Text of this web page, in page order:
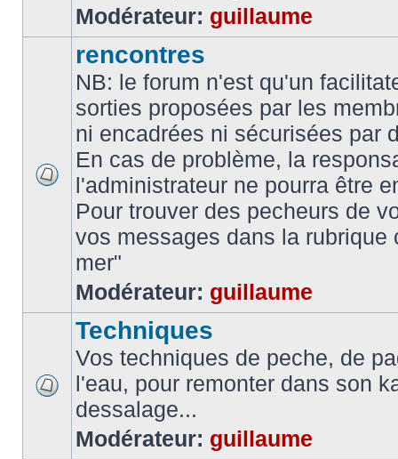
Modérateur: guillaume
rencontres
NB: le forum n'est qu'un
sorties proposées par les
ni encadrées ni sécurisées par
En cas de problème, la
l'administrateur ne pourra être
Pour trouver des pecheurs de
vos messages dans la rubrique
mer"
Modérateur: guillaume
Techniques
Vos techniques de peche, de
l'eau, pour remonter dans son
dessalage...
Modérateur: guillaume